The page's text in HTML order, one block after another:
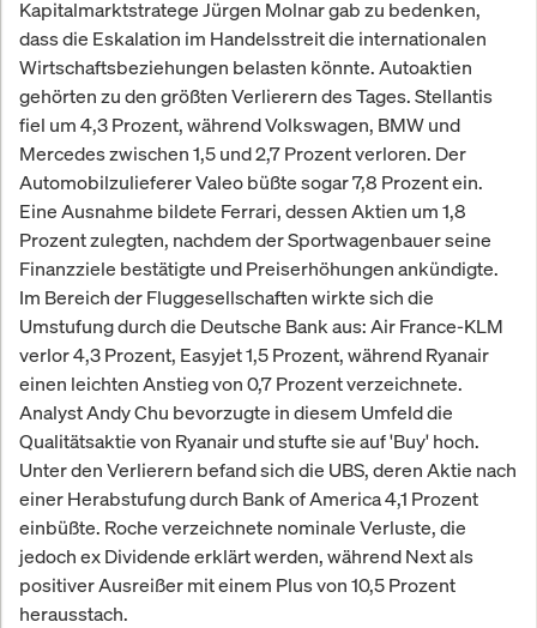
Kapitalmarktstratege Jürgen Molnar gab zu bedenken,
dass die Eskalation im Handelsstreit die internationalen
Wirtschaftsbeziehungen belasten könnte. Autoaktien
gehörten zu den größten Verlierern des Tages. Stellantis
fiel um 4,3 Prozent, während Volkswagen, BMW und
Mercedes zwischen 1,5 und 2,7 Prozent verloren. Der
Automobilzulieferer Valeo büßte sogar 7,8 Prozent ein.
Eine Ausnahme bildete Ferrari, dessen Aktien um 1,8
Prozent zulegten, nachdem der Sportwagenbauer seine
Finanzziele bestätigte und Preiserhöhungen ankündigte.
Im Bereich der Fluggesellschaften wirkte sich die
Umstufung durch die Deutsche Bank aus: Air France-KLM
verlor 4,3 Prozent, Easyjet 1,5 Prozent, während Ryanair
einen leichten Anstieg von 0,7 Prozent verzeichnete.
Analyst Andy Chu bevorzugte in diesem Umfeld die
Qualitätsaktie von Ryanair und stufte sie auf 'Buy' hoch.
Unter den Verlierern befand sich die UBS, deren Aktie nach
einer Herabstufung durch Bank of America 4,1 Prozent
einbüßte. Roche verzeichnete nominale Verluste, die
jedoch ex Dividende erklärt werden, während Next als
positiver Ausreißer mit einem Plus von 10,5 Prozent
herausstach.